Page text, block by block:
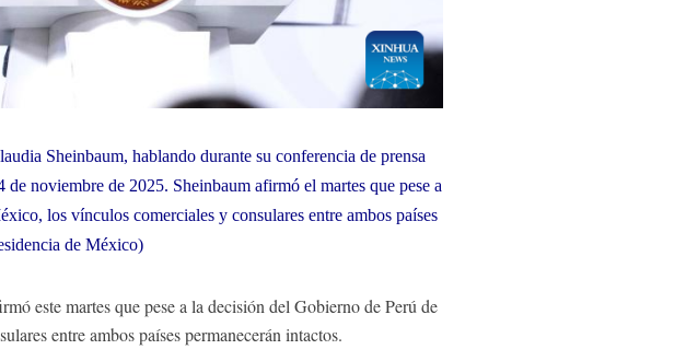
Sheinbaum, hablando durante su conferencia de prensa
noviembre de 2025. Sheinbaum afirmó el martes que pese a
los vínculos comerciales y consulares entre ambos países
de México)
este martes que pese a la decisión del Gobierno de Perú de
entre ambos países permanecerán intactos.